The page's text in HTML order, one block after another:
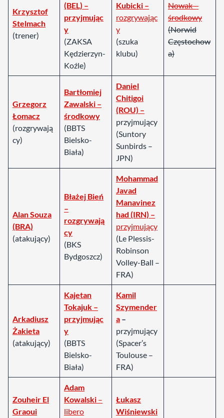
Krzysztof
Stelmach
(trener)
(BEL) –
przyjmując
y
(ZAKSA
Kędzierzyn-
Koźle)
Kubicki –
rozgrywając
y
(szuka
klubu)
Nowak –
środkowy
(Norwid
Częstochow
a)
Grzegorz
Łomacz
(rozgrywają
cy)
Bartłomiej
Zawalski –
środkowy
(BBTS
Bielsko-
Biała)
Daniel
Chitigoi
(ROU) –
przyjmujący
(Suntory
Sunbirds –
JPN)
Alan Souza
(BRA)
(atakujący)
Błażej Bień
–
rozgrywają
cy
(BKS
Bydgoszcz)
Mohammad
Javad
Manavinez
had (IRN) –
przyjmujący
(Le Plessis-
Robinson
Volley-Ball –
FRA)
Arkadiusz
Żakieta
(atakujący)
Kajetan
Tokajuk –
przyjmując
y
(BBTS
Bielsko-
Biała)
Kamil
Szymender
a –
przyjmujący
(Spacer’s
Toulouse –
FRA)
Zouheir El
Graoui
Adam
Kowalski –
libero
Łukasz
Wiśniewski